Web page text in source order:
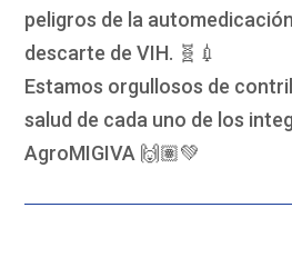
peligros de la
descarte de VIH. 🧬💉
Estamos orgullosos de
salud de cada uno de los
AgroMIGIVA 🙌🏽💚